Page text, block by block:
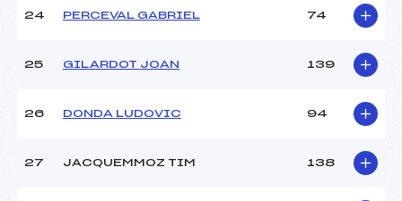
24 PERCEVAL GABRIEL 74
25 GILARDOT JOAN 139
26 DONDA LUDOVIC 94
27 JACQUEMMOZ TIM 138